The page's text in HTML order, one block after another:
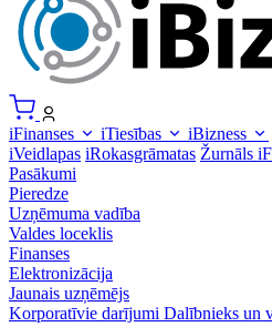
iFinanses iTiesības
iBizness
iVeidlapas iRokasgrāmatas Žurnāls
Pasākumi
Pieredze
Uzņēmuma vadība
Valdes loceklis
Finanses
Elektronizācija
Jaunais uzņēmējs
Korporatīvie darījumi Dalībnieks un